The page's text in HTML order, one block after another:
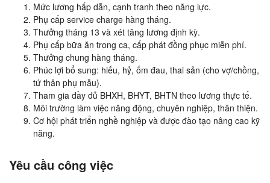
Mức lương hấp dẫn, cạnh tranh theo năng lực.
Phụ cấp service charge hàng tháng.
Thưởng tháng 13 và xét tăng lương định kỳ.
Phụ cấp bữa ăn trong ca, cấp phát đồng phục miễn phí.
Thưởng chung hàng tháng.
Phúc lợi bổ sung: hiếu, hỷ, ốm đau, thai sản (cho vợ/chồng,
tứ thân phụ mẫu).
Tham gia đầy đủ BHXH, BHYT, BHTN theo lương thực tế.
Môi trường làm việc năng động, chuyên nghiệp, thân thiện.
Cơ hội phát triển nghề nghiệp và được đào tạo nâng cao kỹ
năng.
Yêu cầu công việc